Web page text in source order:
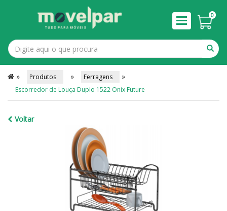
0
» Produtos » Ferragens »
Escorredor de Louça Duplo 1522 Onix Future
Voltar